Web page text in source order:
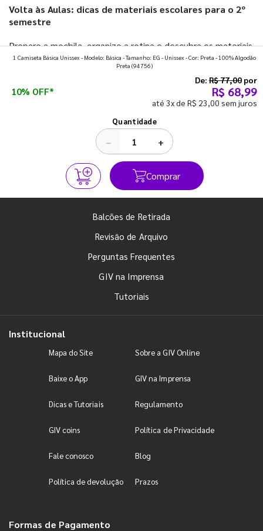
Volta às Aulas: dicas de materiais escolares para o 2º
semestre
Prepare a mochila, organize a rotina e descubra os materiais
que fazem toda diferença para começar o segundo
1 Camiseta Básica Unissex - Modelo: Básica - Tamanho: EG - Unissex - Cor: Preta - 100% Algodão
Preta (94756)
10% OFF*
De: R$ 77,00 por
R$ 68,99
até 3x de R$ 23,00 sem juros
Quantidade
− +
Comprar
Balcões de Retirada
Revisão de Arquivo
Perguntas Frequentes
GIV na Imprensa
Tutoriais
Institucional
Mapa do Site Sobre a GIV Online
Baixe o App GIV na Imprensa
Dicas e Tutoriais Regulamento
GIV coins Política de Privacidade
Fale conosco Blog
Política de devolução Prazos
Formas de Pagamento